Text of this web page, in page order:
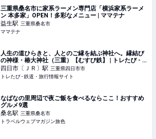
三重県桑名市に家系ラーメン専門店「横浜家系ラーメ
ン 本多家」OPEN！多彩なメニュー | ママテナ
益生駅 三重県桑名市
ママテナ
人生の道ひらきと、人とのご縁を結ぶ神社へ。縁結び
の神様・椿大神社（三重）【むすび鉄】 | トレたび - 鉄
道・旅行情報サイト
四日市〔ＪＲ〕駅 三重県四日市市
トレたび - 鉄道・旅行情報サイト
なばなの里周辺で夜ご飯を食べるならここ！おすすめ
グルメ9選
桑名駅 三重県桑名市
トラベルウェブマガジン旅色